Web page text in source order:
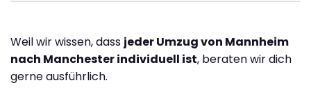
Weil wir wissen, dass jeder Umzug von Mannheim
nach Manchester individuell ist, beraten wir dich
gerne ausführlich.